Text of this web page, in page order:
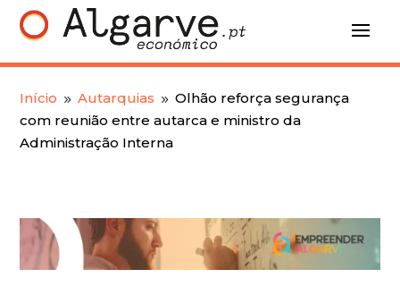
Início 9 Autarquias 9 Olhão reforça segurança
com reunião entre autarca e ministro da
Administração Interna